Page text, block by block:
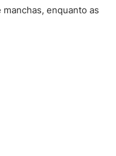
enquanto as